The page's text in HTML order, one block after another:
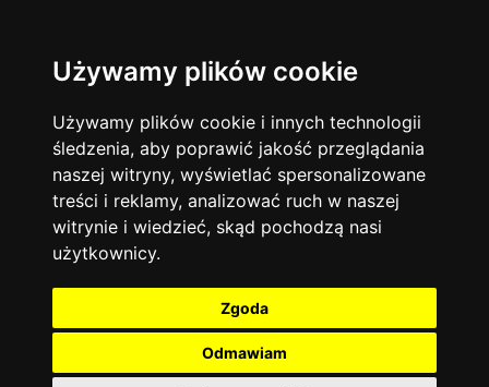
Używamy plików cookie
Używamy plików cookie i innych technologii
śledzenia, aby poprawić jakość przeglądania
naszej witryny, wyświetlać spersonalizowane
treści i reklamy, analizować ruch w naszej
witrynie i wiedzieć, skąd pochodzą nasi
użytkownicy.
Zgoda
Odmawiam
Język angielski 13744
Matematyka 12928
Chemia 4886
Język niemiecki 4307
Język polski 3426
Fizyka
Język francuski
Warszawa
Korepetycje
Online
14838
Kraków 7753
Wrocław
Łódź 3513
Gdańsk 2075
zakres dni
Wtorek
Środa
Czwartek
Piątek
Sobota
Niedziela
więcej filtrów Filtruj